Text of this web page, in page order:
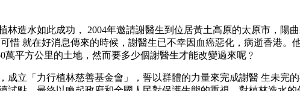
造水如此成功， 2004年邀請謝醫生到位居黃土高原的太原市，陽
惜 就在好消息傳來的時候，謝醫生已不幸因血癌惡化，病逝香港
平方公里的土地，然而要多少個謝醫生才能改變過來呢﹖
成立「力行植林慈善基金會」，誓以群體的力量來完成謝醫 生未完